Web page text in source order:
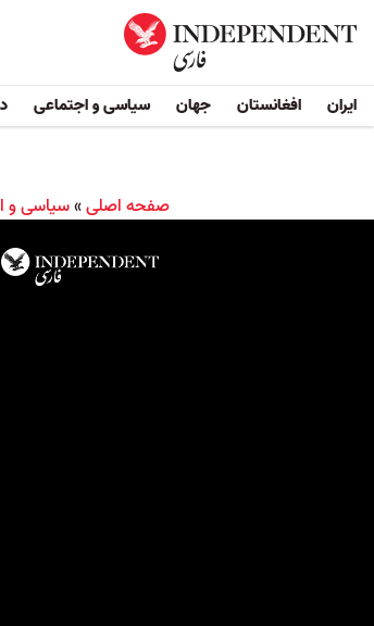
ایران افغانستان جهان سیاسی و اجتماعی
صفحه اصلی»سیاسی و